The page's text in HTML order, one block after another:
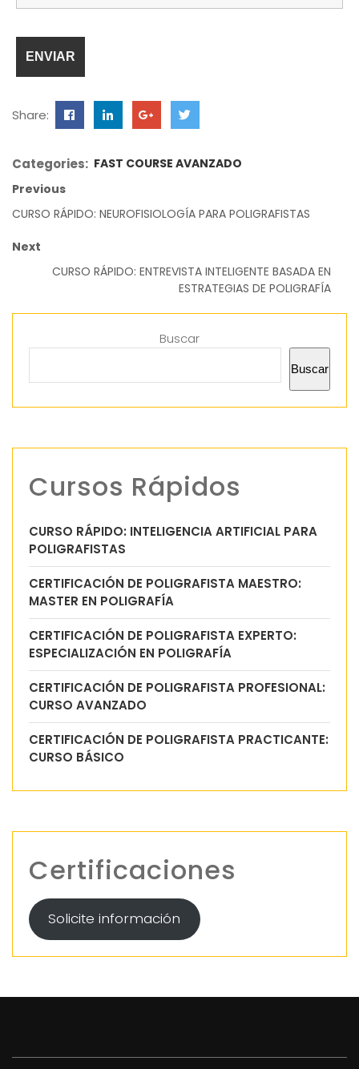
Share:
Categories: FAST COURSE AVANZADO
Previous
CURSO RÁPIDO: NEUROFISIOLOGÍA PARA POLIGRAFISTAS
Next
CURSO RÁPIDO: ENTREVISTA INTELIGENTE BASADA EN
ESTRATEGIAS DE POLIGRAFÍA
Buscar
Buscar
Cursos Rápidos
CURSO RÁPIDO: INTELIGENCIA ARTIFICIAL PARA
POLIGRAFISTAS
CERTIFICACIÓN DE POLIGRAFISTA MAESTRO:
MASTER EN POLIGRAFÍA
CERTIFICACIÓN DE POLIGRAFISTA EXPERTO:
ESPECIALIZACIÓN EN POLIGRAFÍA
CERTIFICACIÓN DE POLIGRAFISTA PROFESIONAL:
CURSO AVANZADO
CERTIFICACIÓN DE POLIGRAFISTA PRACTICANTE:
CURSO BÁSICO
Certificaciones
Solicite información